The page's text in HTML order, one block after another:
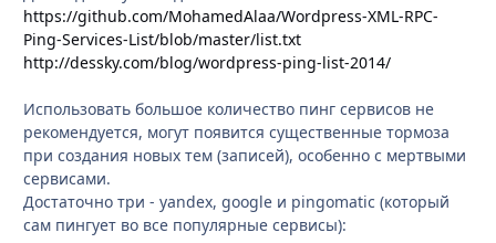
https://github.com/MohamedAlaa/Wordpress-XML-RPC-
Ping-Services-List/blob/master/list.txt
http://dessky.com/blog/wordpress-ping-list-2014/
Использовать большое количество пинг сервисов не
рекомендуется, могут появится существенные тормоза
при создания новых тем (записей), особенно с мертвыми
сервисами.
Достаточно три - yandex, google и pingomatic (который
сам пингует во все популярные сервисы):